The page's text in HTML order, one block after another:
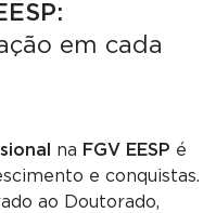
em cada
na FGV EESP é
e conquistas.
ao Doutorado,